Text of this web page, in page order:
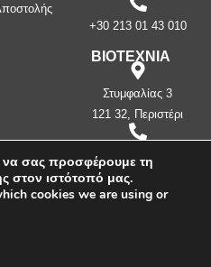
+30 213 01 43 010
ΒΙΟΤΕΧΝΙΑ
Στυμφαλίας 3
121 32, Περιστέρι
397
παντός δικαιώματος.
να σας προσφέρουμε τη
στον ιστότοπό μας.
cookies we are using or